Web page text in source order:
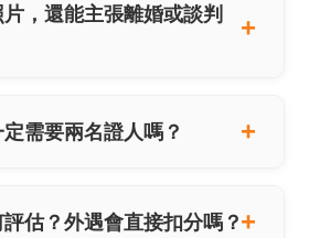
，還能主張離婚或談判
需要兩名證人嗎？
估？外遇會直接扣分嗎？